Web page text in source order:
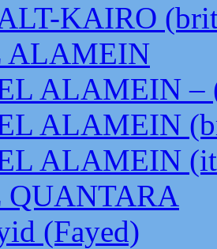
KAIRO
ALAMEIN
ALAMEIN –
ALAMEIN
ALAMEIN
QUANTARA
(Fayed)